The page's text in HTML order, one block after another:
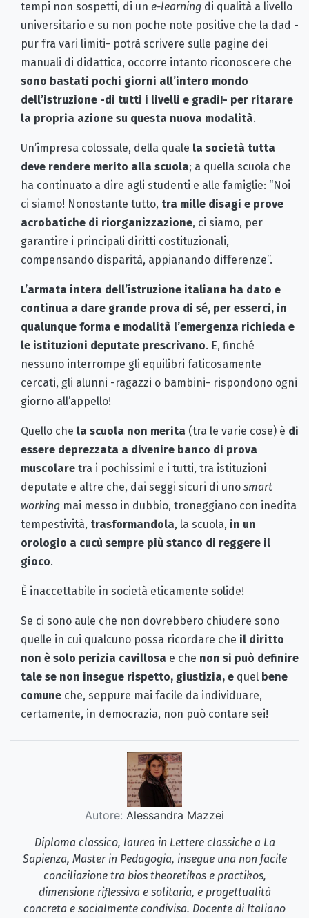
tempi non sospetti, di un e-learning di qualità a livello
universitario e su non poche note positive che la dad -
pur fra vari limiti- potrà scrivere sulle pagine dei
manuali di didattica, occorre intanto riconoscere che
sono bastati pochi giorni all’intero mondo
dell’istruzione -di tutti i livelli e gradi!- per ritarare
la propria azione su questa nuova modalità.
Un’impresa colossale, della quale la società tutta
deve rendere merito alla scuola; a quella scuola che
ha continuato a dire agli studenti e alle famiglie: “Noi
ci siamo! Nonostante tutto, tra mille disagi e prove
acrobatiche di riorganizzazione, ci siamo, per
garantire i principali diritti costituzionali,
compensando disparità, appianando differenze”.
L’armata intera dell’istruzione italiana ha dato e
continua a dare grande prova di sé, per esserci, in
qualunque forma e modalità l’emergenza richieda e
le istituzioni deputate prescrivano. E, finché
nessuno interrompe gli equilibri faticosamente
cercati, gli alunni -ragazzi o bambini- rispondono ogni
giorno all’appello!
Quello che la scuola non merita (tra le varie cose) è di
essere deprezzata a divenire banco di prova
muscolare tra i pochissimi e i tutti, tra istituzioni
deputate e altre che, dai seggi sicuri di uno smart
working mai messo in dubbio, troneggiano con inedita
tempestività, trasformandola, la scuola, in un
orologio a cucù sempre più stanco di reggere il
gioco.
È inaccettabile in società eticamente solide!
Se ci sono aule che non dovrebbero chiudere sono
quelle in cui qualcuno possa ricordare che il diritto
non è solo perizia cavillosa e che non si può definire
tale se non insegue rispetto, giustizia, e quel bene
comune che, seppure mai facile da individuare,
certamente, in democrazia, non può contare sei!
Autore: Alessandra Mazzei
Diploma classico, laurea in Lettere classiche a La
Sapienza, Master in Pedagogia, insegue una non facile
conciliazione tra bios theoretikos e practikos,
dimensione riflessiva e solitaria, e progettualità
concreta e socialmente condivisa. Docente di Italiano